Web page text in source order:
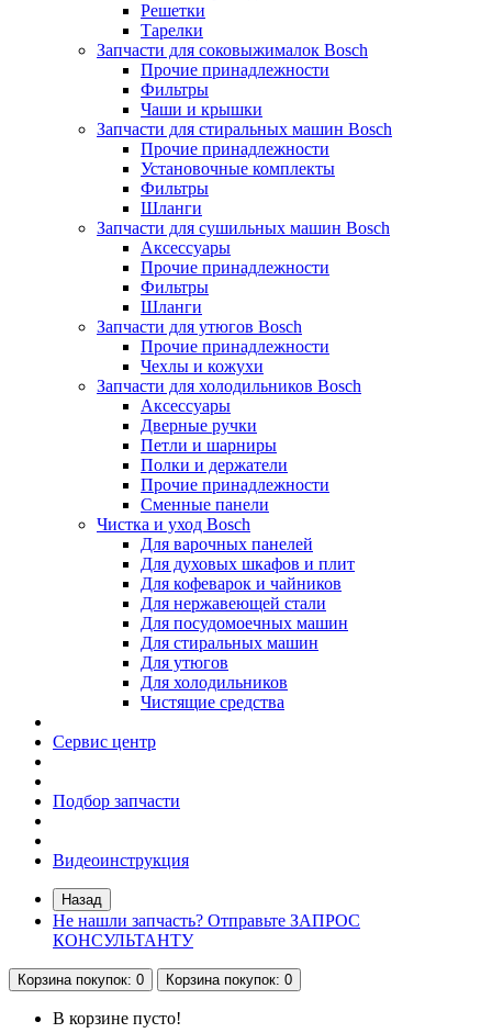
Решетки
Тарелки
Запчасти для соковыжималок Bosch
Прочие принадлежности
Фильтры
Чаши и крышки
Запчасти для стиральных машин Bosch
Прочие принадлежности
Установочные комплекты
Фильтры
Шланги
Запчасти для сушильных машин Bosch
Аксессуары
Прочие принадлежности
Фильтры
Шланги
Запчасти для утюгов Bosch
Прочие принадлежности
Чехлы и кожухи
Запчасти для холодильников Bosch
Аксессуары
Дверные ручки
Петли и шарниры
Полки и держатели
Прочие принадлежности
Сменные панели
Чистка и уход Bosch
Для варочных панелей
Для духовых шкафов и плит
Для кофеварок и чайников
Для нержавеющей стали
Для посудомоечных машин
Для стиральных машин
Для утюгов
Для холодильников
Чистящие средства
Сервис центр
Подбор запчасти
Видеоинструкция
Назад
Не нашли запчасть? Отправьте ЗАПРОС
КОНСУЛЬТАНТУ
Корзинапокупок: 0 Корзинапокупок: 0
В корзине пусто!